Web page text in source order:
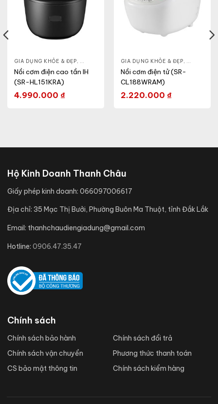
GIA DỤNG KHỎE & ĐẸP, NỒI - ẤM - CA - BÌNH, NỒI CƠM ĐIỆN
Nồi cơm điện cao tần IH
(SR-HL151KRA)
4.990.000 ₫
GIA DỤNG KHỎE & ĐẸP, NỒI - ẤM -
Nồi cơm điện tử (SR-
CL188WRAM)
2.220.000 ₫
& ĐẸP,NỒI - ẤM - CA - BÌNH
Hộ Kinh Doanh Thanh Châu
Giấy phép kinh doanh: 066097006617
Địa chỉ: 35 Mạc Thị Bưởi, Phường Buôn Ma Thuột, tỉnh Đắk Lắk
Email: thanhchaudiengiadung@gmail.com
Hotline: 0906.47.35.47
Chính sách
Chính sách bảo hành
Chính sách vận chuyển
CS bảo mật thông tin
Chính sách đổi trả
Phương thức thanh toán
Chính sách kiểm hàng